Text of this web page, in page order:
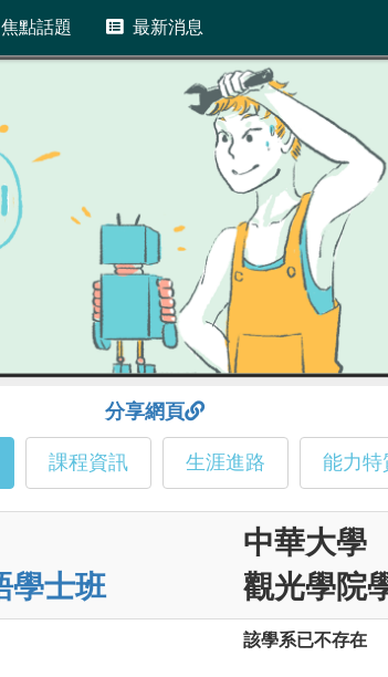
焦點話題 最新消息
分享網頁
課程資訊 生涯進路 能力特
學士班
中華大學
觀光學院
該學系已不存在